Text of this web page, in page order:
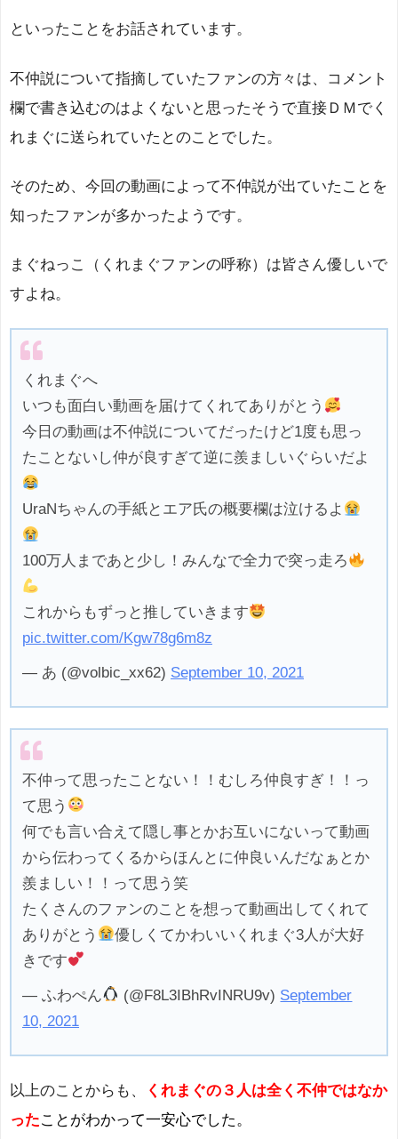
といったことをお話されています。
不仲説について指摘していたファンの方々は、コメント
欄で書き込むのはよくないと思ったそうで直接ＤＭでく
れまぐに送られていたとのことでした。
そのため、今回の動画によって不仲説が出ていたことを
知ったファンが多かったようです。
まぐねっこ（くれまぐファンの呼称）は皆さん優しいで
すよね。
くれまぐへ
いつも面白い動画を届けてくれてありがとう
今日の動画は不仲説についてだったけど1度も思っ
たことないし仲が良すぎて逆に羨ましいぐらいだよ
UraNちゃんの手紙とエア氏の概要欄は泣けるよ
100万人まであと少し！みんなで全力で突っ走ろ
これからもずっと推していきます
pic.twitter.com/Kgw78g6m8z
— あ (@volbic_xx62) September 10, 2021
不仲って思ったことない！！むしろ仲良すぎ！！っ
て思う
何でも言い合えて隠し事とかお互いにないって動画
から伝わってくるからほんとに仲良いんだなぁとか
羨ましい！！って思う笑
たくさんのファンのことを想って動画出してくれて
ありがとう
優しくてかわいいくれまぐ3人が大好
きです
— ふわぺん (@F8L3IBhRvINRU9v) September
10, 2021
以上のことからも、
くれまぐの３人は全く不仲ではなか
ったことがわかって一安心でした。